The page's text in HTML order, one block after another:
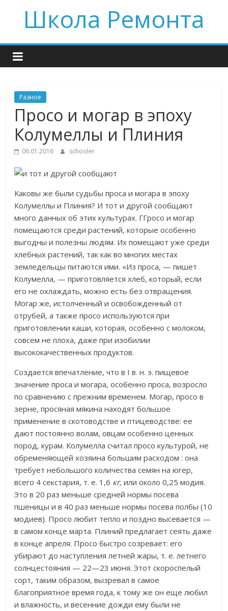
contentШкола Ремонта
Разное
Просо и могар в эпоху
Колумеллы и Плиния
06.01.2016 schooler
Каковы же были судьбы проса и могара в эпоху
Колумеллы и Плиния? И тот и другой сообщают
много данных об этих культурах. ГГросо и могар
помещаются среди растений, которые особенно
выгодны и полезны людям. Их помещают уже среди
хлебных растений, так как во многих местах
земледельцы питаются ими. «Из проса, — пишет
Колумелла, — приготовляется хлеб, который, если
его не охлаждать, можно есть без отвращения.
Могар же, истолченный и освобожденный от
отрубей, а также просо используются при
приготовлении каши, которая, особенно с молоком,
совсем не плоха, даже при изобилии
высококачественных продуктов.
Создается впечатление, что в I в. н. э. пищевое
значение проса и могара, особенно проса, возросло
по сравнению с прежним временем. Могар, просо в
зерне, просяная мякина находят большое
применение в скотоводстве и птицеводстве: ее
дают постоянно волам, овцам особенно ценных
пород, курам. Колумелла считал просо культурой, не
обременяющей хозяина большим расходом : она
требует небольшого количества семян на югер,
всего 4 секстария, т. е. 1,6 кг, или около 0,25 модия.
Это в 20 раз меньше средней нормы посева
пшеницы и в 40 раз меньше нормы посева полбы (10
модиев). Просо любит тепло и поздно высевается —
в самом конце марта. Плиний предлагает сеять даже
в конце апреля. Просо быстро созревает: его
убирают до наступления летней жары, т. е. летнего
солнцестояния — 22—23 июня. Этот скороспелый
сорт, таким образом, вызревал в самое
благоприятное время года, к тому же он еще любил
и влажность, и весенние дожди ему были не